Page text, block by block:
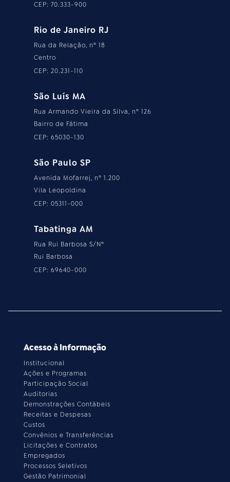
CEP: 70.333-900
Rio de Janeiro RJ
Rua da Relação, nº 18
Centro
CEP: 20.231-110
São Luís MA
Rua Armando Vieira da Silva, nº 126
Bairro de Fátima
CEP: 65030-130
São Paulo SP
Avenida Mofarrej, nº 1.200
Vila Leopoldina
CEP: 05311-000
Tabatinga AM
Rua Rui Barbosa S/Nº
Rui Barbosa
CEP: 69640-000
Acesso à Informação
Institucional
Ações e Programas
Participação Social
Auditorias
Demonstrações Contábeis
Receitas e Despesas
Custos
Convênios e Transferências
Licitações e Contratos
Empregados
Processos Seletivos
Gestão Patrimonial